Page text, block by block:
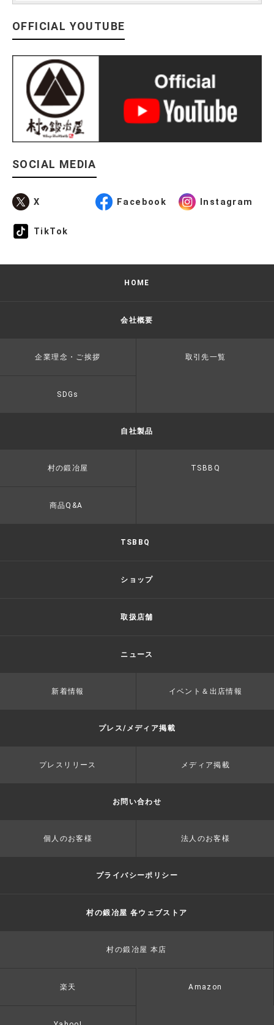
OFFICIAL YOUTUBE
SOCIAL MEDIA
X Facebook Instagram
TikTok
HOME
会社概要
企業理念・ご挨拶 取引先一覧
SDGs
自社製品
村の鍛冶屋 TSBBQ
商品Q&A
TSBBQ
ショップ
取扱店舗
ニュース
新着情報 イベント＆出店情報
プレス/メディア掲載
プレスリリース メディア掲載
お問い合わせ
個人のお客様 法人のお客様
プライバシーポリシー
村の鍛冶屋 各ウェブストア
村の鍛冶屋 本店
楽天 Amazon